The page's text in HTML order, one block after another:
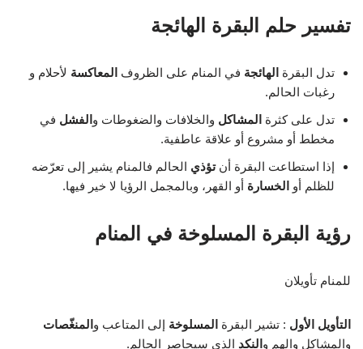
تفسير حلم البقرة الهائجة
تدل البقرة الهائجة في المنام على الظروف المعاكسة لأحلام و
رغبات الحالم.
تدل على كثرة المشاكل والخلافات والضغوطات و الفشل في
مخطط أو مشروع أو علاقة عاطفية.
إذا استطاعت البقرة أنتؤذي الحالم فالمنام يشير إلى تعرّضه
للظلم أو الخسارة أو القهر، وبالمجمل الرؤيا لا خير فيها.
رؤية البقرة المسلوخة في المنام
للمنام تأويلان
التأويل الأول : تشير البقرة المسلوخة إلى المتاعب و المنغّصات
والمشاكل والهم و النكد الذي سيحاصر الحالم.